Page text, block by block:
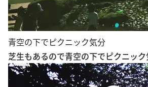
青空の下でピクニック気分
芝生もあるので青空の下でピクニック